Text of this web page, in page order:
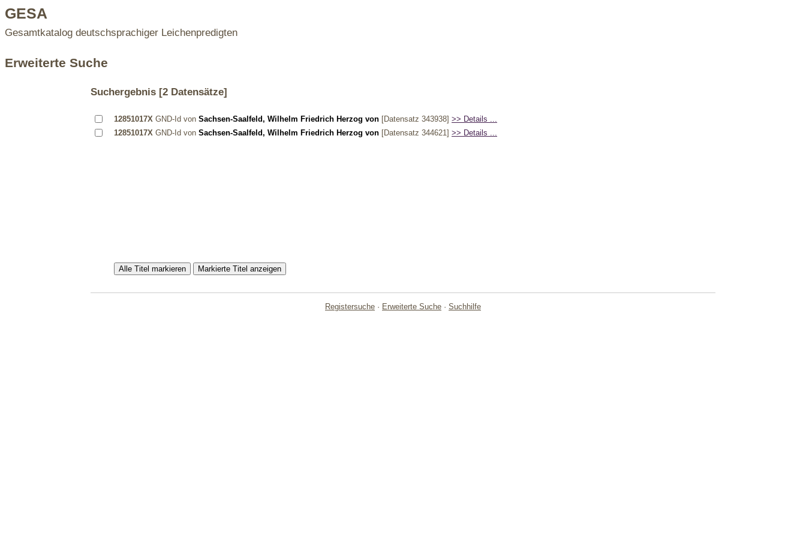
GESA
Gesamtkatalog deutschsprachiger Leichenpredigten
Erweiterte Suche
Suchergebnis [2 Datensätze]
12851017X GND-Id von Sachsen-Saalfeld, Wilhelm Friedrich Herzog von [Datensatz 343938] >> Details ...
12851017X GND-Id von Sachsen-Saalfeld, Wilhelm Friedrich Herzog von [Datensatz 344621] >> Details ...
Registersuche · Erweiterte Suche · Suchhilfe